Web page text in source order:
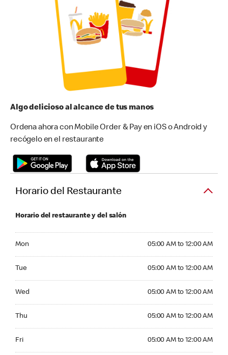
Algo delicioso al alcance de tus manos
Ordena ahora con Mobile Order & Pay en iOS o Android y
recógelo en el restaurante
Horario del Restaurante
Horario del restaurante y del salón
Mon 05:00 AM to 12:00 AM
Tue 05:00 AM to 12:00 AM
Wed 05:00 AM to 12:00 AM
Thu 05:00 AM to 12:00 AM
Fri 05:00 AM to 12:00 AM